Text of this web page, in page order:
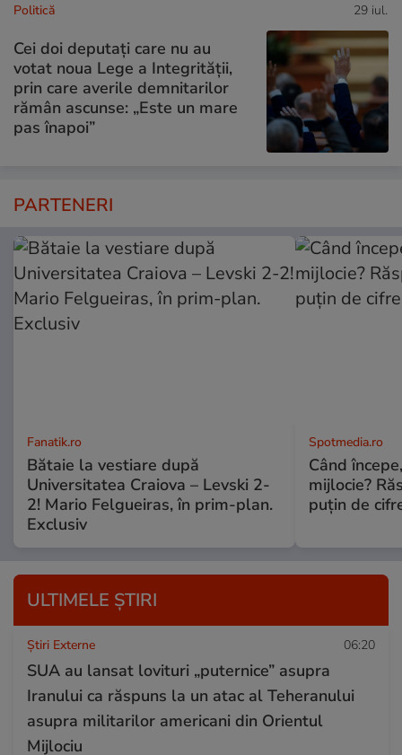
Politică 29 iul.
Cei doi deputați care nu au
votat noua Lege a Integrității,
prin care averile demnitarilor
rămân ascunse: „Este un mare
pas înapoi”
PARTENERI
Fanatik.ro
Bătaie la vestiare după
Universitatea Craiova – Levski 2-
2! Mario Felgueiras, în prim-plan.
Exclusiv
Spotmedia.ro
Când
mijlocie?
puțin de
ULTIMELE ȘTIRI
Știri Externe 06:20
SUA au lansat lovituri „puternice” asupra
Iranului ca răspuns la un atac al Teheranului
asupra militarilor americani din Orientul
Mijlociu